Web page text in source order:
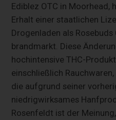
Ediblez OTC in Moorhead,
Erhalt einer staatlichen
Drogenladen als Rosebuds
brandmarkt. Diese
hochintensive THC-
einschließlich
die aufgrund seiner
niedrigwirksames
Rosenfeldt ist der